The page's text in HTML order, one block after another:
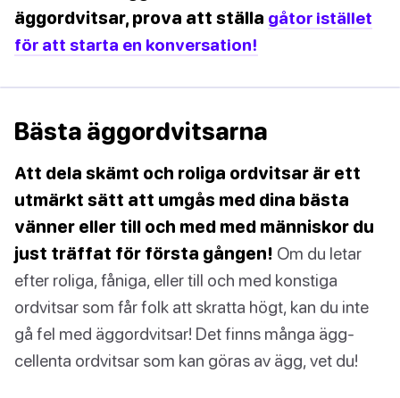
äggordvitsar, prova att ställa gåtor istället
för att starta en konversation!
Bästa äggordvitsarna
Att dela skämt och roliga ordvitsar är ett
utmärkt sätt att umgås med dina bästa
vänner eller till och med med människor du
just träffat för första gången! Om du letar
efter roliga, fåniga, eller till och med konstiga
ordvitsar som får folk att skratta högt, kan du inte
gå fel med äggordvitsar! Det finns många ägg-
cellenta ordvitsar som kan göras av ägg, vet du!